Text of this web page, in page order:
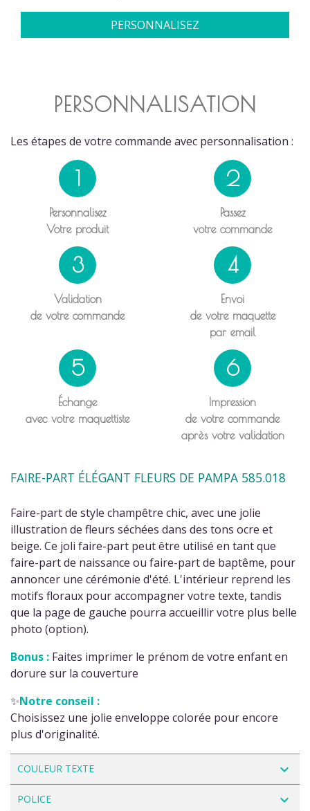
PERSONNALISEZ
PERSONNALISATION
Les étapes de votre commande avec personnalisation :
1
Personnalisez
Votre produit
2
Passez
votre commande
3
Validation
de votre commande
4
Envoi
de votre maquette
par email
5
Échange
avec votre maquettiste
6
Impression
de votre commande
après votre validation
FAIRE-PART ÉLÉGANT FLEURS DE PAMPA 585.018
Faire-part de style champêtre chic, avec une jolie
illustration de fleurs séchées dans des tons ocre et
beige. Ce joli faire-part peut être utilisé en tant que
faire-part de naissance ou faire-part de baptême, pour
annoncer une cérémonie d'été. L'intérieur reprend les
motifs floraux pour accompagner votre texte, tandis
que la page de gauche pourra accueillir votre plus belle
photo (option).
Bonus : Faites imprimer le prénom de votre enfant en
dorure sur la couverture
✨Notre conseil :
Choisissez une jolie enveloppe colorée pour encore
plus d'originalité.
COULEUR TEXTE navigate_next
POLICE navigate_next